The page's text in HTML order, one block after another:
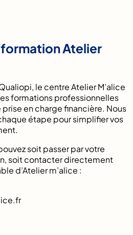
formation Atelier
le centre Atelier M’alice
formations professionnelles
en charge financière. Nous
étape pour simplifier vos
soit passer par votre
soit contacter directement
d’Atelier m’alice :